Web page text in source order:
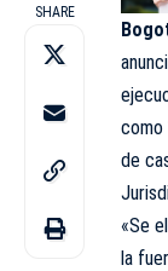
SHARE
como
de
«Se
la